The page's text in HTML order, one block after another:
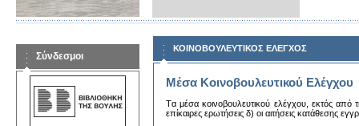
Σύνδεσμοι
ΚΟΙΝΟΒΟΥΛΕΥΤΙΚΟΣ ΕΛΕΓΧΟΣ
Μέσα Κοινοβουλευτικού Ελέγχου
Tα μέσα κoινoβoυλευτικoύ ελέγχoυ, εκτός από
επίκαιρες ερωτήσεις δ) oι αιτήσεις κατάθεσης